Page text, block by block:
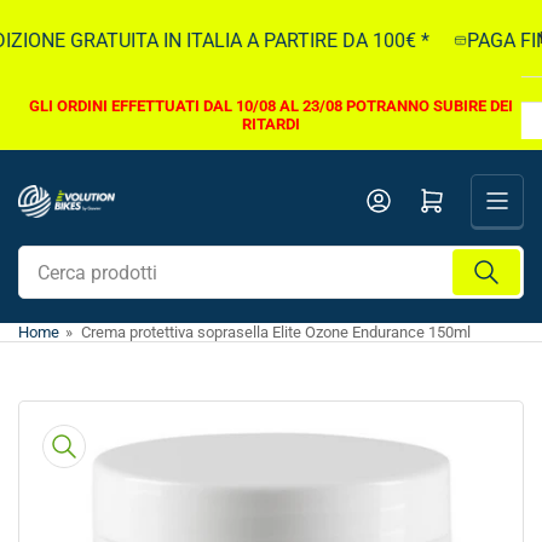
direttamente
contenuti
GRATUITA IN ITALIA A PARTIRE DA 100€ * PAGA
GLI ORDINI EFFETTUATI DAL 10/08 AL 23/08 POTRANNO SUBIRE DEI
RITARDI
Cerca
prodotti
Apri il mini carrello
Home » Crema protettiva soprasella Elite Ozone Endurance 150ml
direttamente